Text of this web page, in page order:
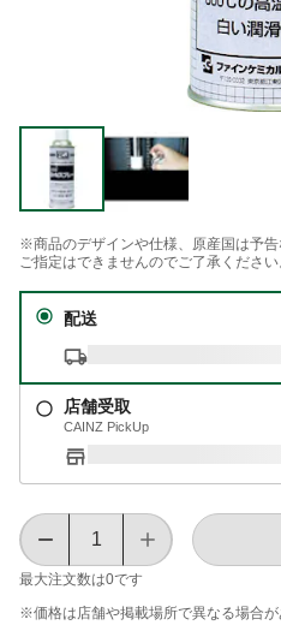
※商品のデザインや仕様、原産国は予告
ご指定はできませんのでご了承ください
配送
店舗受取
CAINZ PickUp
最大注文数は0です
※価格は​店舗や​掲載場所で​異なる​場合が​